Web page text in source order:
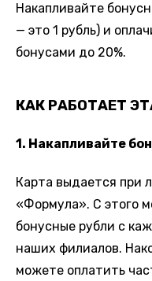
Накапливайте
— это 1 рубль) и
бонусами до 20%.
КАК РАБОТАЕТ
1. Накапливайте
Карта выдается при
«Формула». С этого
бонусные рубли с
наших филиалов.
можете оплатить